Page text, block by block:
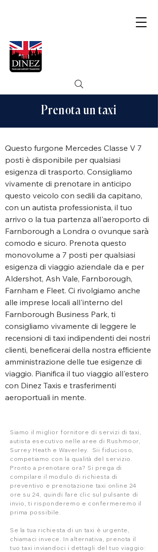
Prenota un taxi
Questo furgone Mercedes Classe V 7
posti è disponibile per qualsiasi
esigenza di trasporto. Consigliamo
vivamente di prenotare in anticipo
questo veicolo con sedili da capitano,
con un autista professionista, il tuo
arrivo o la tua partenza all'aeroporto di
Farnborough a Londra o ovunque sarà
comodo e sicuro. Prenota questo
monovolume a 7 posti per qualsiasi
esigenza di viaggio aziendale da e per
Aldershot, Ash Vale, Farnborough,
Farnham e Fleet. Ci rivolgiamo anche
alle imprese locali all'interno del
Farnborough Business Park, ti
consigliamo vivamente di leggere le
recensioni di taxi indipendenti dei nostri
clienti, beneficerai della nostra efficiente
amministrazione delle tue esigenze di
viaggio. Pianifica il tuo viaggio all'estero
con Dinez Taxis e trasferimenti
aeroportuali in mente.
Siamo il miglior fornitore di servizi di taxi,
autista esecutivo nelle aree di Rushmoor,
Surrey Heath e Waverley. Sii fiducioso,
competiamo con la qualità del servizio.
Pronto a prenotare ora? Si prega di
compilare il modulo di richiesta di
preventivo e prenotazione taxi online 24
ore su 24, quindi fare clic sul pulsante di
invio, ti risponderemo e confermeremo il
prima possibile.
Se la tua richiesta di un taxi è urgente,
chiamaci invece. In alternativa, prenota il
tuo taxi inviandoci i dettagli del tuo viaggio: